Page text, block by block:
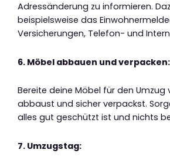
Adressänderung zu informieren.
beispielsweise das
Versicherungen, Telefon- und
6. Möbel abbauen und verpacken:
Bereite deine Möbel für den Umzug
abbaust und sicher verpackst.
alles gut geschützt ist und nichts
7. Umzugstag: